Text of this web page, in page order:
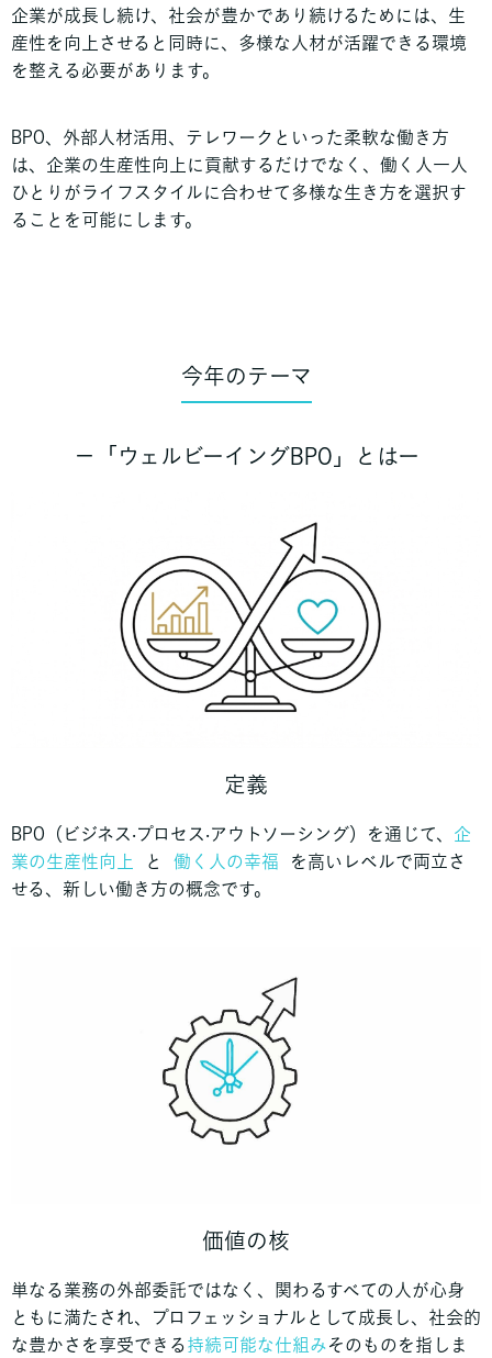
企業が成長し続け、社会が豊かであり続けるためには、生
産性を向上させると同時に、多様な人材が活躍できる環境
を整える必要があります。
BPO、外部人材活用、テレワークといった柔軟な働き方
は、企業の生産性向上に貢献するだけでなく、働く人一人
ひとりがライフスタイルに合わせて多様な生き方を選択す
ることを可能にします。
今年のテーマ
－「ウェルビーイングBPO」とはー
定義
BPO（ビジネス‧プロセス‧アウトソーシング）を通じて、 企
業の生産性向上
と 働く人の幸福
を高いレベルで両立さ
せる、新しい働き方の概念です。
価値の核
単なる業務の外部委託ではなく、関わるすべての人が心身
ともに満たされ、プロフェッショナルとして成長し、社会的
な豊かさを享受できる持続可能な仕組みそのものを指しま